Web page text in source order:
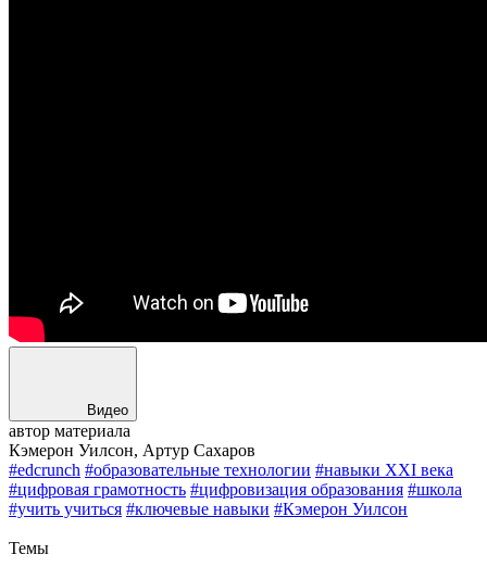
Видео
автор материала
Кэмерон Уилсон, Артур Сахаров
#edcrunch #образовательные технологии #навыки XXI века
#цифровая грамотность #цифровизация образования #школа
#учить учиться #ключевые навыки #Кэмерон Уилсон
Темы